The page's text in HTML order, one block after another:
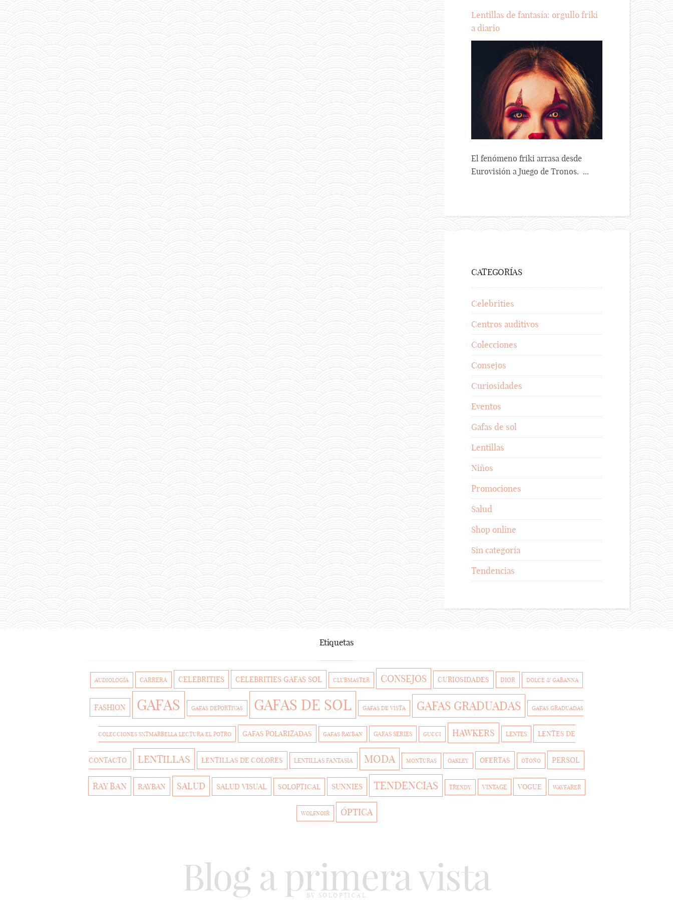
Lentillas de fantasía: orgullo friki
a diario
El fenómeno friki arrasa desde
Eurovisión a Juego de Tronos. ...
CATEGORÍAS
Celebrities
Centros auditivos
Colecciones
Consejos
Curiosidades
Eventos
Gafas de sol
Lentillas
Niños
Promociones
Salud
Shop online
Sin categoría
Tendencias
Etiquetas
AUDIOLOGÍA CARRERA CELEBRITIES CELEBRITIES GAFAS SOL CLUBMASTER CONSEJOS CURIOSIDADES DIOR DOLCE & GABANNA
FASHION GAFAS GAFAS DEPORTIVAS GAFAS DE SOL GAFAS DE VISTA GAFAS GRADUADAS GAFAS GRADUADAS
COLECCIONES SXTMARBELLA LECTURA EL POTRO GAFAS POLARIZADAS GAFAS RAYBAN GAFAS SERIES GUCCI HAWKERS LENTES LENTES DE
CONTACTO LENTILLAS LENTILLAS DE COLORES LENTILLAS FANTASIA MODA MONTURAS OAKLEY OFERTAS OTOÑO PERSOL
RAY BAN RAYBAN SALUD SALUD VISUAL SOLOPTICAL SUNNIES TENDENCIAS TRENDY VINTAGE VOGUE WAYFARER
WOLFNOIR ÓPTICA
Blog a primera vista
BY SOLOPTICAL